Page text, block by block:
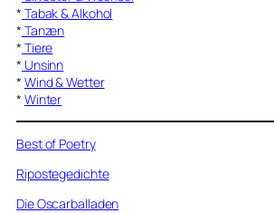
* Tabak & Alkohol
* Tanzen
* Tiere
* Unsinn
* Wind & Wetter
* Winter
Best of Poetry
Ripostegedichte
Die Oscarballaden